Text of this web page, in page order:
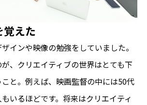
覚えた
インや映像の勉強をしていました。
、クリエイティブの世界はとても下
と。例えば、映画監督の中には50代
いるほどです。将来はクリエイティ